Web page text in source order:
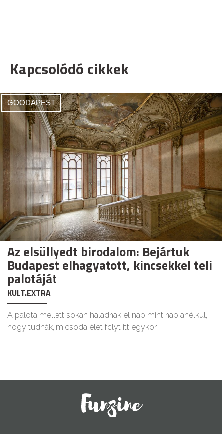
Kapcsolódó cikkek
GOODAPEST
Az elsüllyedt birodalom: Bejártuk
Budapest elhagyatott, kincsekkel teli
palotáját
KULT.EXTRA
A palota mellett sokan haladnak el nap mint nap anélkül,
hogy tudnák, micsoda élet folyt itt egykor.